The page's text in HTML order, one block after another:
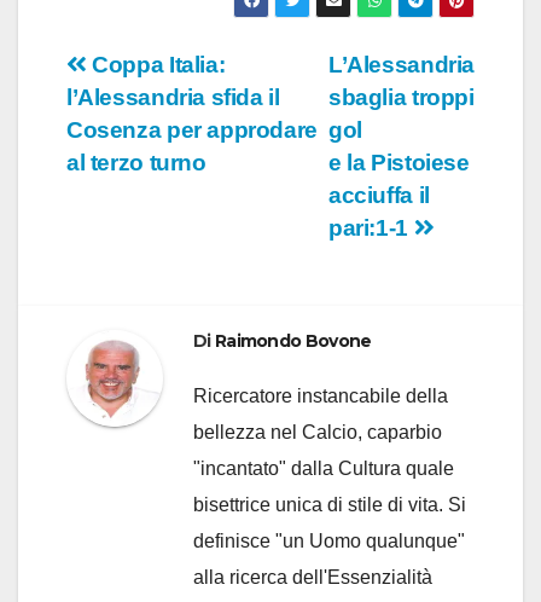
Navigazione
articoli
L’Alessandria
sbaglia troppi
gol
e la Pistoiese
acciuffa il
pari:1-1
Coppa Italia:
l’Alessandria sfida il
Cosenza per approdare
al terzo turno
Di Raimondo Bovone
Ricercatore instancabile della
bellezza nel Calcio, caparbio
"incantato" dalla Cultura quale
bisettrice unica di stile di vita. Si
definisce "un Uomo qualunque"
alla ricerca dell'Essenzialità